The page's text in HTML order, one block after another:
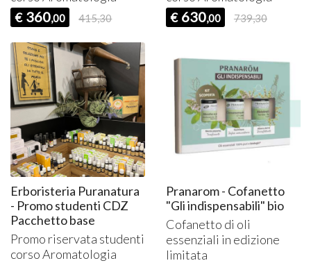
€ 360,00 415,30
€ 630,00 739,30
Erboristeria Puranatura
- Promo studenti CDZ
Pacchetto base
Promo riservata studenti
corso Aromatologia
Pranarom - Cofanetto
"Gli indispensabili" bio
Cofanetto di oli
essenziali in edizione
limitata